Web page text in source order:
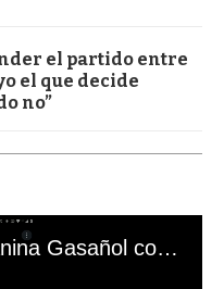
el partido entre
el que decide
no”
El mal momento de Yanina Gasañol con un hincha argentino en "Subrayado"